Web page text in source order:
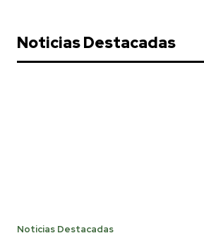
Noticias Destacadas
Noticias Destacadas